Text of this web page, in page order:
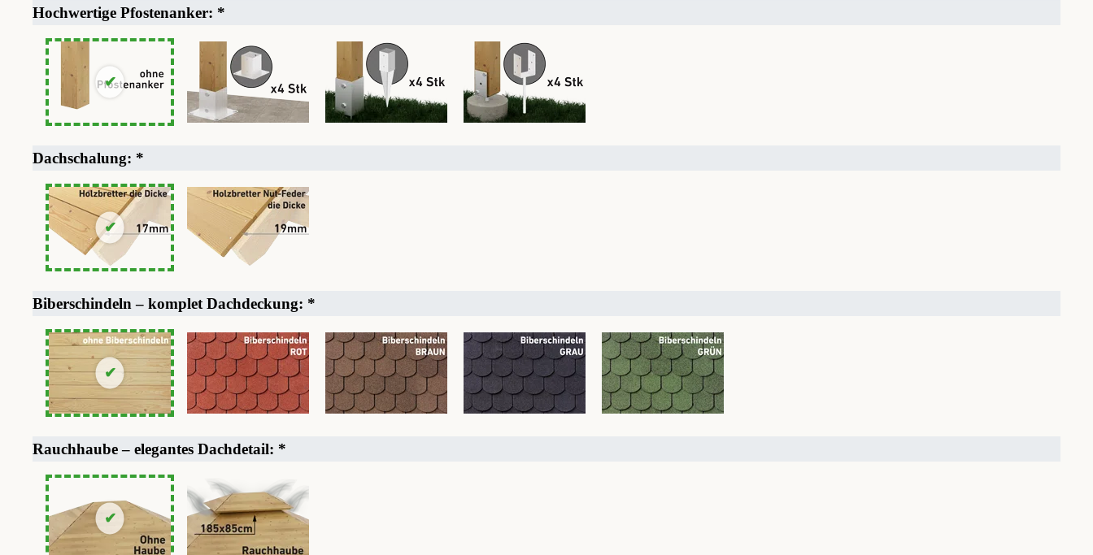
Hochwertige Pfostenanker: *
Dachschalung: *
Biberschindeln – komplet Dachdeckung: *
Rauchhaube – elegantes Dachdetail: *